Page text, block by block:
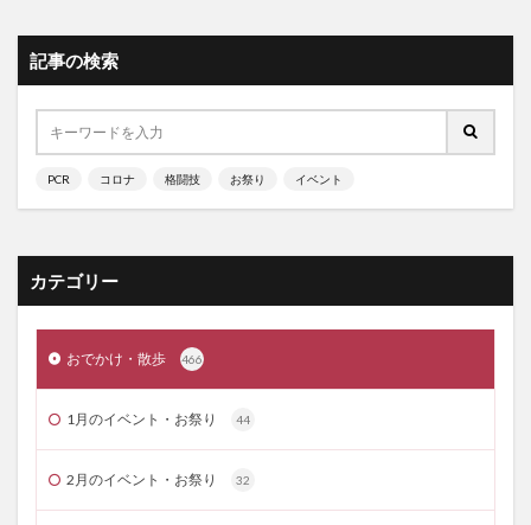
記事の検索
PCR コロナ 格闘技 お祭り イベント
カテゴリー
おでかけ・散歩 466
1月のイベント・お祭り 44
2月のイベント・お祭り 32